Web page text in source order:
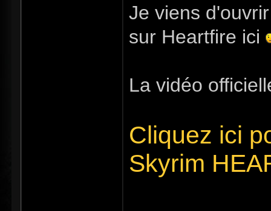
Je viens
sur Heartfire ici
La vidéo
Cliquez ici
Skyrim